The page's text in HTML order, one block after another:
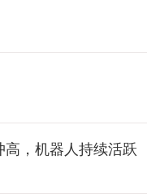
，机器人持续活跃